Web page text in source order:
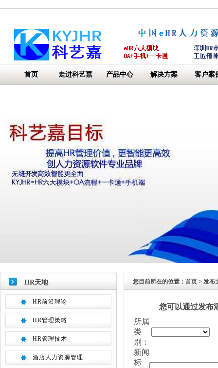
首页 走进科艺嘉 产品中心 解决方案 客户案
HR天地
HR前沿理论
HR管理策略
HR管理技术
酒店人力资源管理
您目前所在的位置： 首页 > 发布
您可以通过发布
所属
类
别：
新闻
标